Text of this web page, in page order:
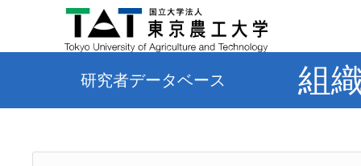
研究者データベース 組